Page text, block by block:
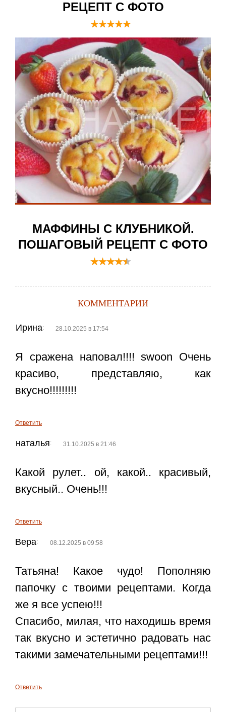
РЕЦЕПТ С ФОТО
МАФФИНЫ С КЛУБНИКОЙ.
ПОШАГОВЫЙ РЕЦЕПТ С ФОТО
КОММЕНТАРИИ
Ирина: 28.10.2025 в 17:54
Я сражена наповал!!!! swoon Очень
красиво, представляю, как
вкусно!!!!!!!!!
Ответить
наталья: 31.10.2025 в 21:46
Какой рулет.. ой, какой.. красивый,
вкусный.. Очень!!!
Ответить
Вера: 08.12.2025 в 09:58
Татьяна! Какое чудо! Пополняю
папочку с твоими рецептами. Когда
же я все успею!!!
Спасибо, милая, что находишь время
так вкусно и эстетично радовать нас
такими замечательными рецептами!!!
Ответить